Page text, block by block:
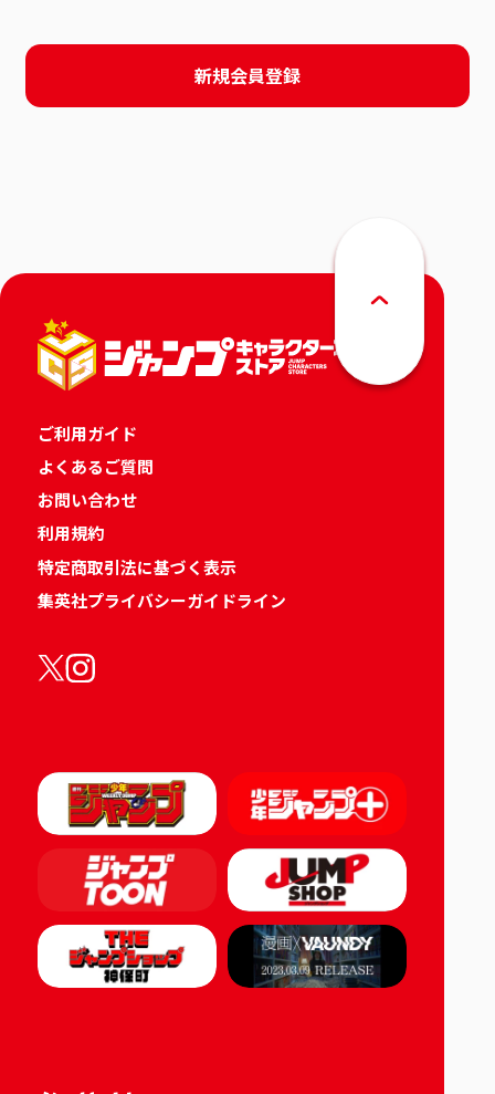
新規会員登録
ご利用ガイド
よくあるご質問
お問い合わせ
利用規約
特定商取引法に基づく表示
集英社プライバシーガイドライン